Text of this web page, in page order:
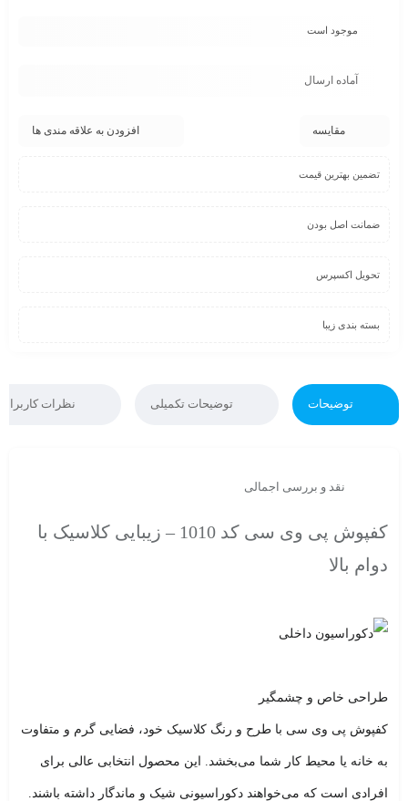
موجود است
آماده ارسال
مقایسه افزودن به علاقه مندی ها
تضمین بهترین قیمت
ضمانت اصل بودن
تحویل اکسپرس
بسته بندی زیبا
توضیحات توضیحات تکمیلی نظرات کاربران
نقد و بررسی اجمالی
کفپوش پی وی سی کد 1010 – زیبایی کلاسیک با
دوام بالا
طراحی خاص و چشمگیر
کفپوش پی وی سی با طرح و رنگ کلاسیک خود، فضایی گرم و متفاوت
به خانه یا محیط کار شما می‌بخشد. این محصول انتخابی عالی برای
افرادی است که می‌خواهند دکوراسیونی شیک و ماندگار داشته باشند.